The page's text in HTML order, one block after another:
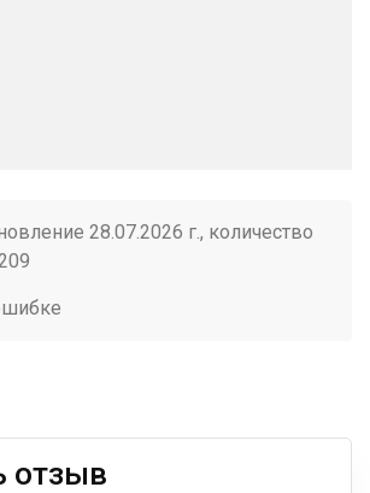
28.07.2026 г., количество
отзыв